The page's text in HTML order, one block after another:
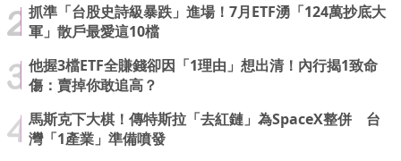
抓準「台股史詩級暴跌」進場！7月ETF湧「124萬抄底大
軍」散戶最愛這10檔
他握3檔ETF全賺錢卻因「1理由」想出清！內行揭1致命
傷：賣掉你敢追高？
馬斯克下大棋！傳特斯拉「去紅鏈」為SpaceX整併 台
灣「1產業」準備噴發